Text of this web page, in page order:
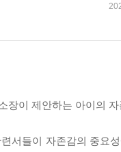
장이 제안하는 아이의
서들이 자존감의 중요